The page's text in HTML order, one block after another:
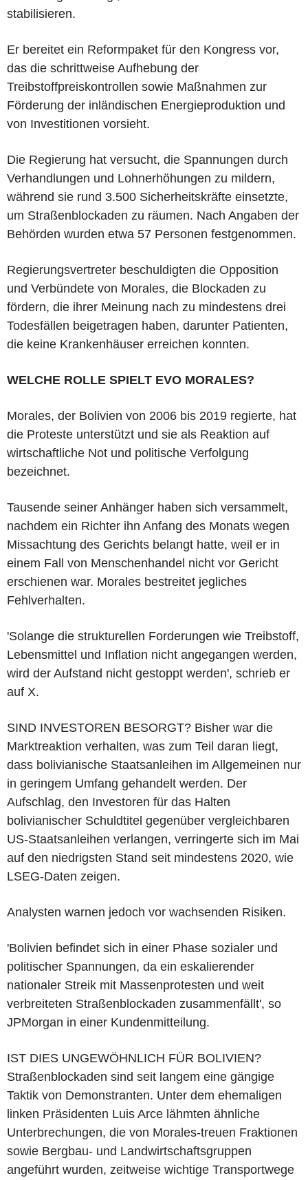
stabilisieren.
Er bereitet ein Reformpaket für den Kongress vor,
das die schrittweise Aufhebung der
Treibstoffpreiskontrollen sowie Maßnahmen zur
Förderung der inländischen Energieproduktion und
von Investitionen vorsieht.
Die Regierung hat versucht, die Spannungen durch
Verhandlungen und Lohnerhöhungen zu mildern,
während sie rund 3.500 Sicherheitskräfte einsetzte,
um Straßenblockaden zu räumen. Nach Angaben der
Behörden wurden etwa 57 Personen festgenommen.
Regierungsvertreter beschuldigten die Opposition
und Verbündete von Morales, die Blockaden zu
fördern, die ihrer Meinung nach zu mindestens drei
Todesfällen beigetragen haben, darunter Patienten,
die keine Krankenhäuser erreichen konnten.
WELCHE ROLLE SPIELT EVO MORALES?
Morales, der Bolivien von 2006 bis 2019 regierte, hat
die Proteste unterstützt und sie als Reaktion auf
wirtschaftliche Not und politische Verfolgung
bezeichnet.
Tausende seiner Anhänger haben sich versammelt,
nachdem ein Richter ihn Anfang des Monats wegen
Missachtung des Gerichts belangt hatte, weil er in
einem Fall von Menschenhandel nicht vor Gericht
erschienen war. Morales bestreitet jegliches
Fehlverhalten.
'Solange die strukturellen Forderungen wie Treibstoff,
Lebensmittel und Inflation nicht angegangen werden,
wird der Aufstand nicht gestoppt werden', schrieb er
auf X.
SIND INVESTOREN BESORGT? Bisher war die
Marktreaktion verhalten, was zum Teil daran liegt,
dass bolivianische Staatsanleihen im Allgemeinen nur
in geringem Umfang gehandelt werden. Der
Aufschlag, den Investoren für das Halten
bolivianischer Schuldtitel gegenüber vergleichbaren
US-Staatsanleihen verlangen, verringerte sich im Mai
auf den niedrigsten Stand seit mindestens 2020, wie
LSEG-Daten zeigen.
Analysten warnen jedoch vor wachsenden Risiken.
'Bolivien befindet sich in einer Phase sozialer und
politischer Spannungen, da ein eskalierender
nationaler Streik mit Massenprotesten und weit
verbreiteten Straßenblockaden zusammenfällt', so
JPMorgan in einer Kundenmitteilung.
IST DIES UNGEWÖHNLICH FÜR BOLIVIEN?
Straßenblockaden sind seit langem eine gängige
Taktik von Demonstranten. Unter dem ehemaligen
linken Präsidenten Luis Arce lähmten ähnliche
Unterbrechungen, die von Morales-treuen Fraktionen
sowie Bergbau- und Landwirtschaftsgruppen
angeführt wurden, zeitweise wichtige Transportwege